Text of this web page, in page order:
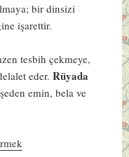
bir dinsizi
işarettir.
tesbih çekmeye,
eder. Rüyada
emin, bela ve